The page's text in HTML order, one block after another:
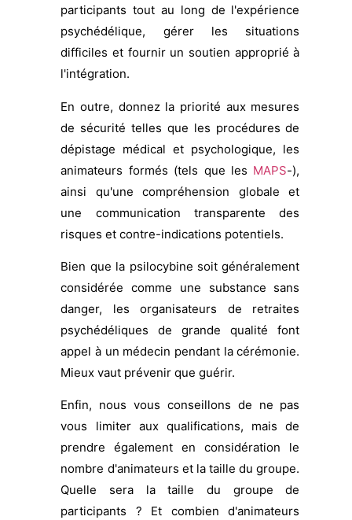
participants tout au long de l'expérience
psychédélique, gérer les situations
difficiles et fournir un soutien approprié à
l'intégration.
En outre, donnez la priorité aux mesures
de sécurité telles que les procédures de
dépistage médical et psychologique, les
animateurs formés (tels que les MAPS-),
ainsi qu'une compréhension globale et
une communication transparente des
risques et contre-indications potentiels.
Bien que la psilocybine soit généralement
considérée comme une substance sans
danger, les organisateurs de retraites
psychédéliques de grande qualité font
appel à un médecin pendant la cérémonie.
Mieux vaut prévenir que guérir.
Enfin, nous vous conseillons de ne pas
vous limiter aux qualifications, mais de
prendre également en considération le
nombre d'animateurs et la taille du groupe.
Quelle sera la taille du groupe de
participants ? Et combien d'animateurs